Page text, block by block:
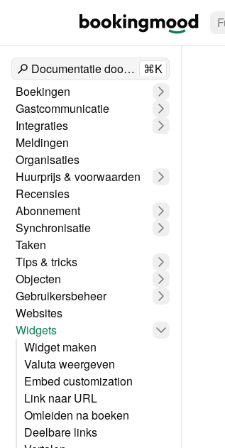
Documentatie doorzoeken
⌘K
Boekingen
Gastcommunicatie
Integraties
Meldingen
Organisaties
Huurprijs & voorwaarden
Recensies
Abonnement
Synchronisatie
Taken
Tips & tricks
Objecten
Gebruikersbeheer
Websites
Widgets
Widget maken
Valuta weergeven
Embed customization
Link naar URL
Omleiden na boeken
Deelbare links